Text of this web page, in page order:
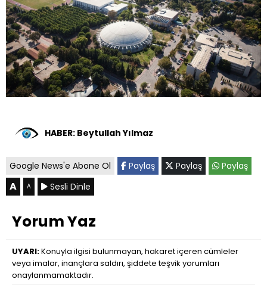
HABER: Beytullah Yılmaz
Google News'e Abone Ol Paylaş Paylaş Paylaş
A A Sesli Dinle
Yorum Yaz
UYARI:Konuyla ilgisi bulunmayan, hakaret içeren cümleler
veya imalar, inançlara saldırı, şiddete teşvik yorumları
onaylanmamaktadır.